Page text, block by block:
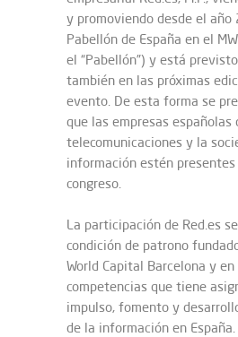
y promoviendo desde el año
Pabellón de España en el
el “Pabellón”) y está
también en las próximas
evento. De esta forma se
que las empresas españolas
telecomunicaciones y la
información estén
congreso.
La participación de Red.es
condición de patrono
World Capital Barcelona y
competencias que tiene
impulso, fomento y
de la información en España.